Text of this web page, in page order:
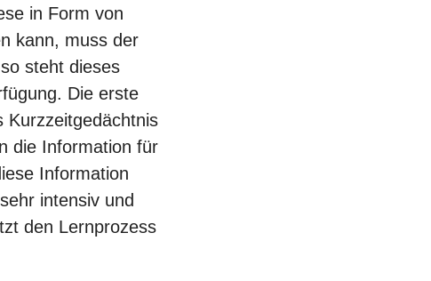
in Form von
kann, muss der
steht dieses
Die erste
Kurzzeitgedächtnis
die Information für
Information
intensiv und
den Lernprozess